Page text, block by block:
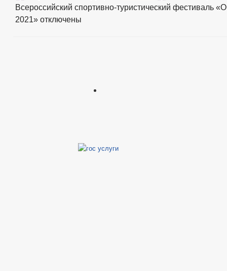
Всероссийский спортивно-туристический фестиваль
2021» отключены